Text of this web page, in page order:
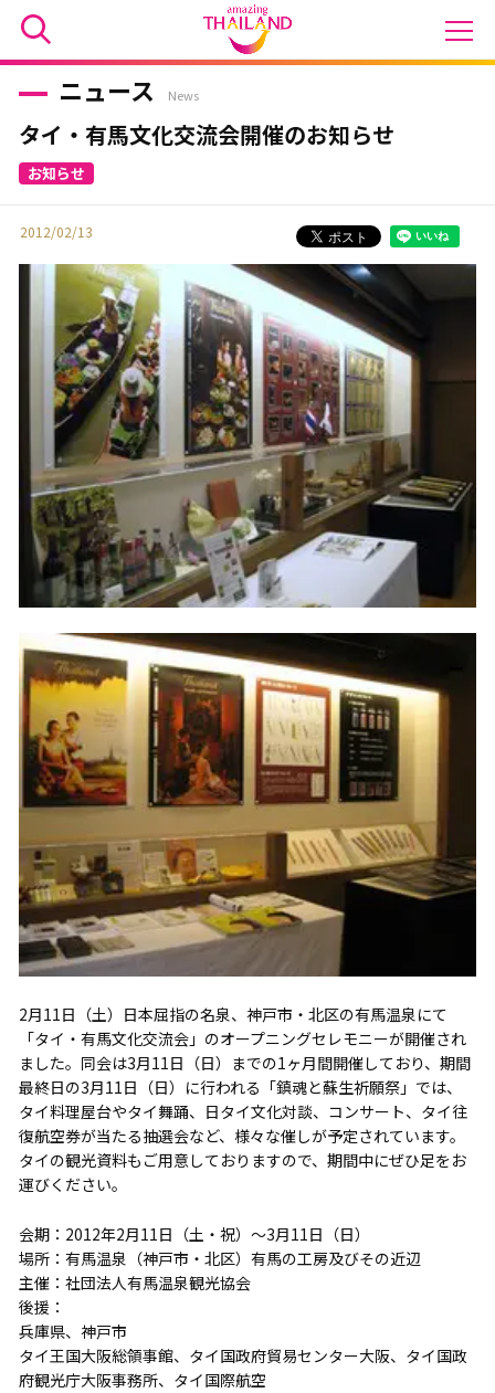
ニュース News
タイ・有馬文化交流会開催のお知らせ
2012/02/13
2月11日（土）日本屈指の名泉、神戸市・北区の有馬温泉にて
「タイ・有馬文化交流会」のオープニングセレモニーが開催され
ました。同会は3月11日（日）までの1ヶ月間開催しており、期間
最終日の3月11日（日）に行われる「鎮魂と蘇生祈願祭」では、
タイ料理屋台やタイ舞踊、日タイ文化対談、コンサート、タイ往
復航空券が当たる抽選会など、様々な催しが予定されています。
タイの観光資料もご用意しておりますので、期間中にぜひ足をお
運びください。
会期：2012年2月11日（土・祝）～3月11日（日）
場所：有馬温泉（神戸市・北区）有馬の工房及びその近辺
主催：社団法人有馬温泉観光協会
後援：
兵庫県、神戸市
タイ王国大阪総領事館、タイ国政府貿易センター大阪、タイ国政
府観光庁大阪事務所、タイ国際航空